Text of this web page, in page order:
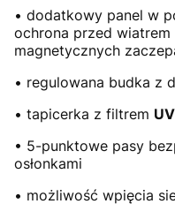
• dodatkowy panel w
ochrona przed wiatrem
magnetycznych
• regulowana budka z
• tapicerka z filtrem
• 5-punktowe pasy
osłonkami
• możliwość wpięcia